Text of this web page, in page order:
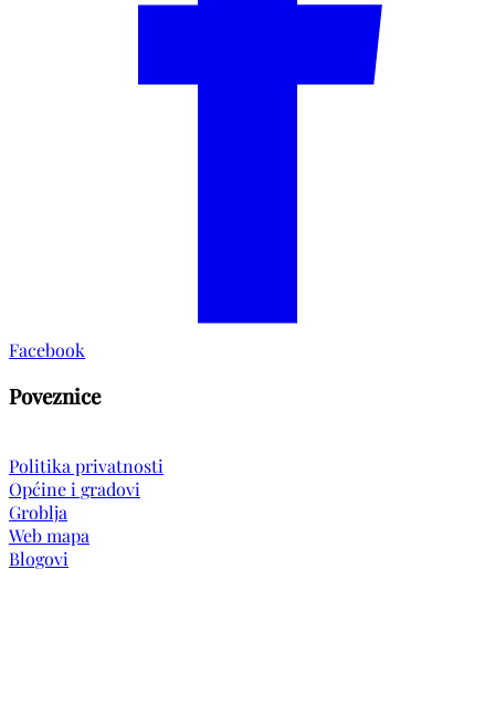
Facebook
Poveznice
Politika privatnosti
Općine i gradovi
Groblja
Web mapa
Blogovi